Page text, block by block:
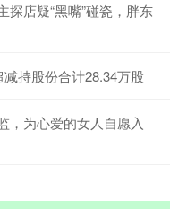
探店疑“黑嘴”碰瓷，胖东
持股份合计28.34万股
，为心爱的女人自愿入